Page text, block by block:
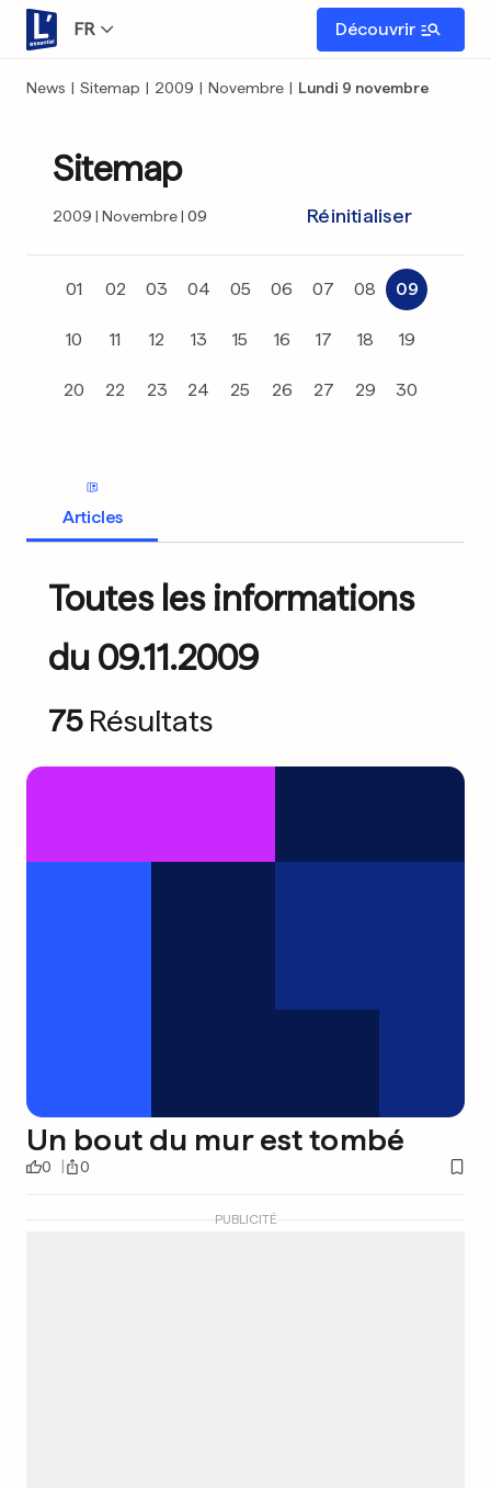
FR Découvrir
News | Sitemap | 2009 | Novembre | Lundi 9 novembre
Sitemap
2009 Novembre 09 Réinitialiser
01 02 03 04 05 06 07 08 09
10 11 12 13 15 16 17 18 19
20 22 23 24 25 26 27 29 30
Articles
Toutes les informations
du 09.11.2009
75 Résultats
Un bout du mur est tombé
0 0
PUBLICITÉ